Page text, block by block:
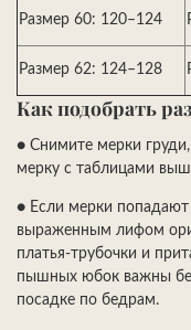
Размер 60: 120–124
Размер 62: 124–128
Как подобрать
● Снимите мерки
мерку с таблицами
● Если мерки
выраженным лифом
платья-трубочки и
пышных юбок важны
посадке по бедрам.